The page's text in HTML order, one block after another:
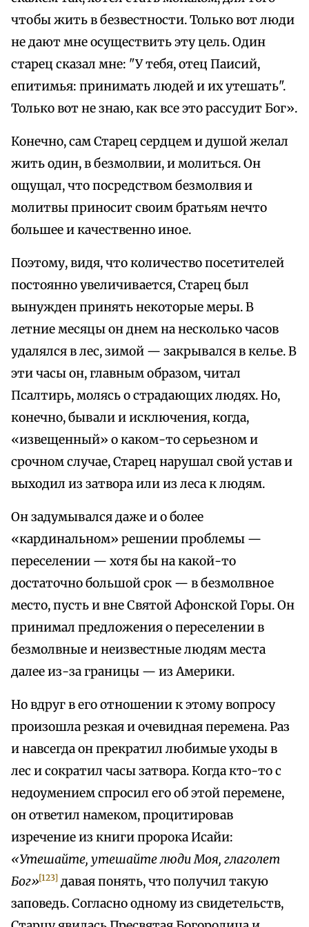
чтобы жить в безвестности. Только вот люди
не дают мне осуществить эту цель. Один
старец сказал мне: "У тебя, отец Паисий,
епитимья: принимать людей и их утешать".
Только вот не знаю, как все это рассудит Бог».
Конечно, сам Старец сердцем и душой желал
жить один, в безмолвии, и молиться. Он
ощущал, что посредством безмолвия и
молитвы приносит своим братьям нечто
большее и качественно иное.
Поэтому, видя, что количество посетителей
постоянно увеличивается, Старец был
вынужден принять некоторые меры. В
летние месяцы он днем на несколько часов
удалялся в лес, зимой — закрывался в келье. В
эти часы он, главным образом, читал
Псалтирь, молясь о страдающих людях. Но,
конечно, бывали и исключения, когда,
«извещенный» о каком-то серьезном и
срочном случае, Старец нарушал свой устав и
выходил из затвора или из леса к людям.
Он задумывался даже и о более
«кардинальном» решении проблемы —
переселении — хотя бы на какой-то
достаточно большой срок — в безмолвное
место, пусть и вне Святой Афонской Горы. Он
принимал предложения о переселении в
безмолвные и неизвестные людям места
далее из-за границы — из Америки.
Но вдруг в его отношении к этому вопросу
произошла резкая и очевидная перемена. Раз
и навсегда он прекратил любимые уходы в
лес и сократил часы затвора. Когда кто-то с
недоумением спросил его об этой перемене,
он ответил намеком, процитировав
изречение из книги пророка Исайи:
«Утешайте, утешайте люди Моя, глаголет
Бог»[123] давая понять, что получил такую
заповедь. Согласно одному из свидетельств,